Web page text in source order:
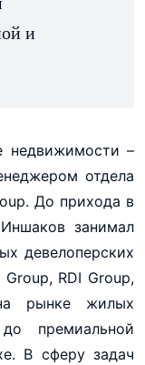
и
недвижимости –
отдела
До прихода в
занимал
девелоперских
RDI Group,
рынке жилых
премиальной
В сферу задач